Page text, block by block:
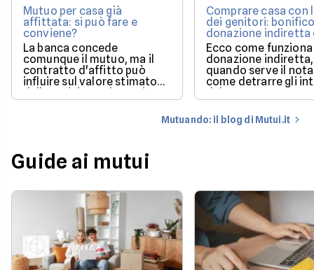
Mutuo per casa già
affittata: si può fare e
conviene?
La banca concede
comunque il mutuo, ma il
contratto d'affitto può
influire sul valore stimato
dalla perizia e sui tempi per
poter utilizzare la casa.
Comprare casa con
dei genitori:
donazione indiretta
mutuo?
Ecco come
donazione indiretta,
quando serve il
come detrarre gli
del mutuo.
Mutuando: il blog di Mutui.it
Guide ai mutui